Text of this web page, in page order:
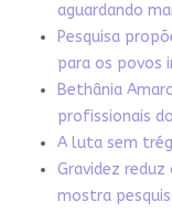
aguardando
Pesquisa
para os povos
Bethânia
profissionais
A luta sem
Gravidez
mostra